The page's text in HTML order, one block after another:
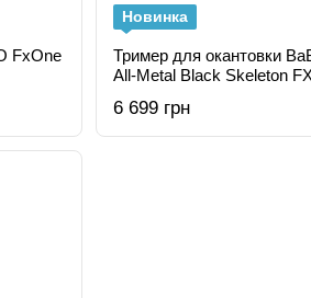
FxOne
Новинка
Тример для окантовки
All-Metal Black Skeleton
6 699 грн